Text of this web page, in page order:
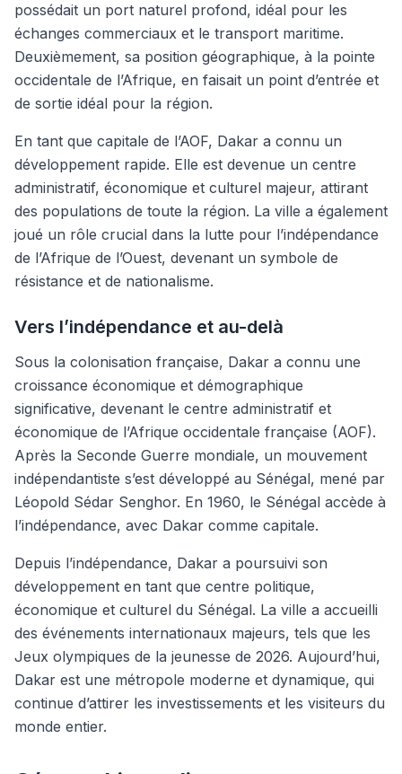
possédait un port naturel profond, idéal pour les
échanges commerciaux et le transport maritime.
Deuxièmement, sa position géographique, à la pointe
occidentale de l’Afrique, en faisait un point d’entrée et
de sortie idéal pour la région.
En tant que capitale de l’AOF, Dakar a connu un
développement rapide. Elle est devenue un centre
administratif, économique et culturel majeur, attirant
des populations de toute la région. La ville a également
joué un rôle crucial dans la lutte pour l’indépendance
de l’Afrique de l’Ouest, devenant un symbole de
résistance et de nationalisme.
Vers l’indépendance et au-delà
Sous la colonisation française, Dakar a connu une
croissance économique et démographique
significative, devenant le centre administratif et
économique de l’Afrique occidentale française (AOF).
Après la Seconde Guerre mondiale, un mouvement
indépendantiste s’est développé au Sénégal, mené par
Léopold Sédar Senghor. En 1960, le Sénégal accède à
l’indépendance, avec Dakar comme capitale.
Depuis l’indépendance, Dakar a poursuivi son
développement en tant que centre politique,
économique et culturel du Sénégal. La ville a accueilli
des événements internationaux majeurs, tels que les
Jeux olympiques de la jeunesse de 2026. Aujourd’hui,
Dakar est une métropole moderne et dynamique, qui
continue d’attirer les investissements et les visiteurs du
monde entier.